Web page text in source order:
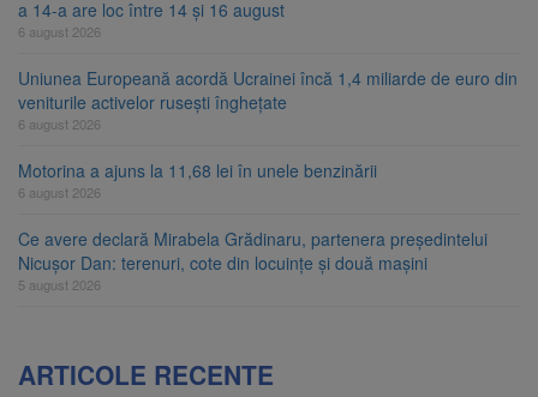
a 14-a are loc între 14 și 16 august
6 august 2026
Uniunea Europeană acordă Ucrainei încă 1,4 miliarde de euro din
veniturile activelor rusești înghețate
6 august 2026
Motorina a ajuns la 11,68 lei în unele benzinării
6 august 2026
Ce avere declară Mirabela Grădinaru, partenera președintelui
Nicușor Dan: terenuri, cote din locuințe și două mașini
5 august 2026
ARTICOLE RECENTE